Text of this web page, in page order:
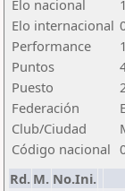
Elo nacional
Elo internacional
Performance
Puntos
Puesto
Federación
Club/Ciudad
Código nacional
Rd. M. No.Ini.